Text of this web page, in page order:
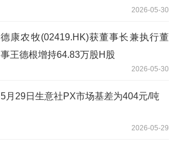
2026-05-30
德康农牧(02419.HK)获董事长兼执行董
事王德根增持64.83万股H股
2026-05-30
5月29日生意社PX市场基差为404元/吨
2026-05-29